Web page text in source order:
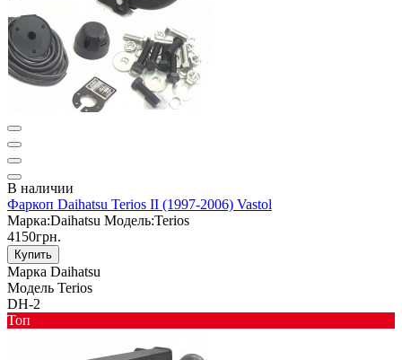
В наличии
Фаркоп Daihatsu Terios II (1997-2006) Vastol
Марка:Daihatsu Модель:Terios
4150грн.
Купить
Марка Daihatsu
Модель Terios
DH-2
Toп